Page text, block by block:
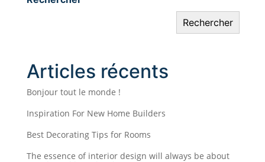
Rechercher
Articles récents
Bonjour tout le monde !
Inspiration For New Home Builders
Best Decorating Tips for Rooms
The essence of interior design will always be about